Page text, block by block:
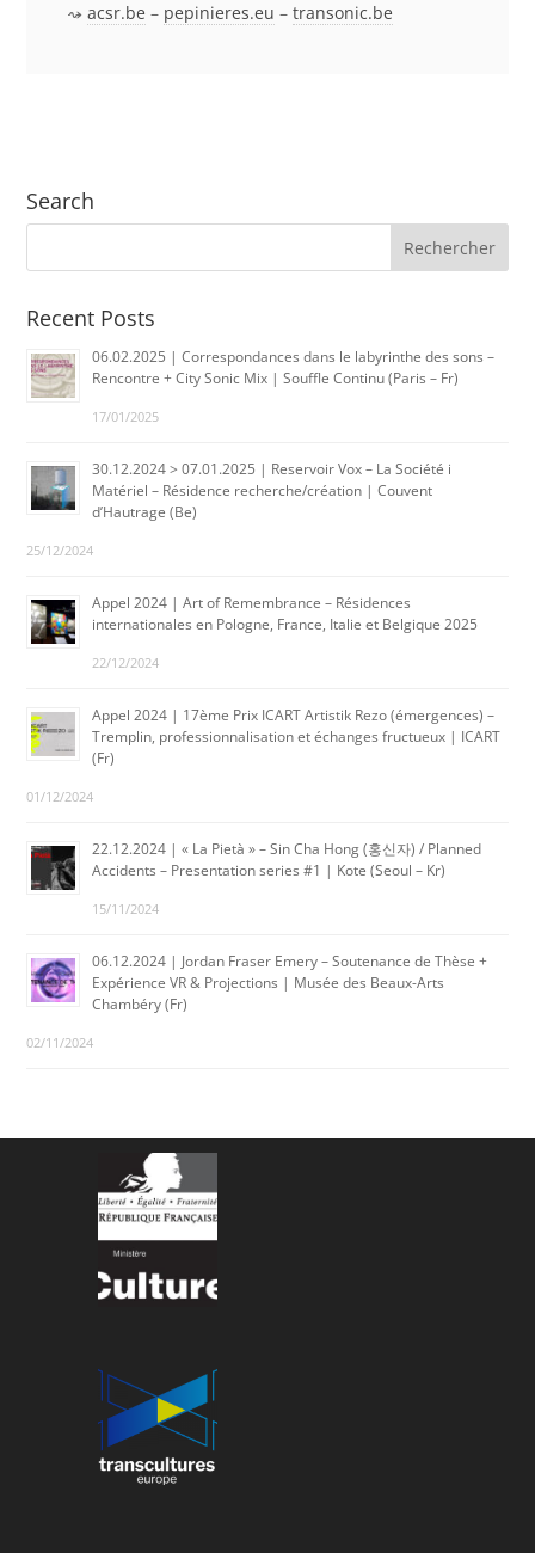
acsr.be – pepinieres.eu –transonic.be
Search
Recent Posts
06.02.2025 | Correspondances dans le labyrinthe des sons –
Rencontre + City Sonic Mix | Souffle Continu (Paris – Fr)
17/01/2025
30.12.2024 > 07.01.2025 | Reservoir Vox – La Société i
Matériel – Résidence recherche/création | Couvent
d’Hautrage (Be)
25/12/2024
Appel 2024 | Art of Remembrance – Résidences
internationales en Pologne, France, Italie et Belgique 2025
22/12/2024
Appel 2024 | 17ème Prix ICART Artistik Rezo (émergences) –
Tremplin, professionnalisation et échanges fructueux | ICART
(Fr)
01/12/2024
22.12.2024 | « La Pietà » – Sin Cha Hong (홍신자) / Planned
Accidents – Presentation series #1 | Kote (Seoul – Kr)
15/11/2024
06.12.2024 | Jordan Fraser Emery – Soutenance de Thèse +
Expérience VR & Projections | Musée des Beaux-Arts
Chambéry (Fr)
02/11/2024